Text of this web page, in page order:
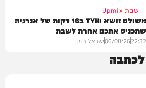
שבת Upmix
משולם זושא וTYH ב16 דקות של אנרגיה
שתכניס אתכם אחרת לשבת
22:32
06/08/26ישראל רוזן